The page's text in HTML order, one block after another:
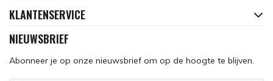
KLANTENSERVICE
NIEUWSBRIEF
Abonneer je op onze nieuwsbrief om op de hoogte te blijven.